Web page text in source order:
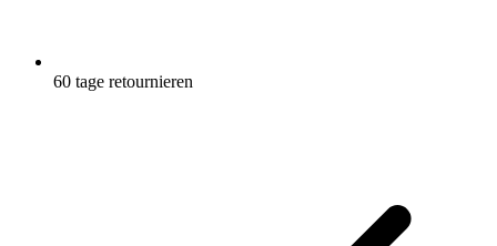
60 tage retournieren